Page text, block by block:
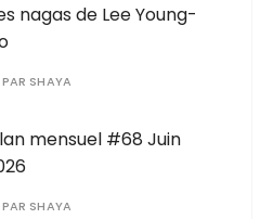
nagas de Lee Young-
PAR SHAYA
mensuel #68 Juin
PAR SHAYA